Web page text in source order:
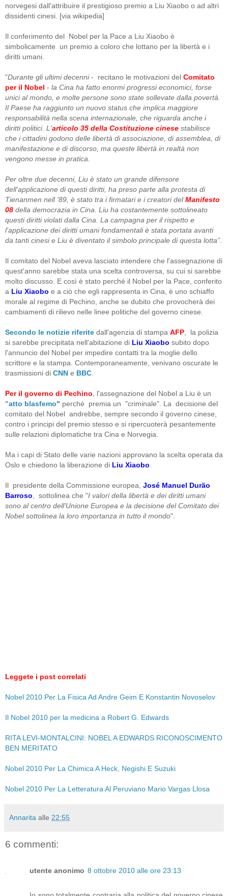
norvegesi dall'attribuire il prestigioso premio a Liu Xiaobo o ad altri
dissidenti cinesi. [via wikipedia]
Il conferimento del Nobel per la Pace a Liu Xiaobo è
simbolicamente un premio a coloro che lottano per la libertà e i
diritti umani.
"Durante gli ultimi decenni- recitano le motivazioni del Comitato
per il Nobel - la Cina ha fatto enormi progressi economici, forse
unici al mondo, e molte persone sono state sollevate dalla povertà.
Il Paese ha raggiunto un nuovo status che implica maggiore
responsabilità nella scena internazionale, che riguarda anche i
diritti politici. L'articolo 35 della Costituzione cinese stabilisce
che i cittadini godono delle libertà di associazione, di assemblea, di
manifestazione e di discorso, ma queste libertà in realtà non
vengono messe in pratica.
Per oltre due decenni, Liu è stato un grande difensore
dell'applicazione di questi diritti, ha preso parte alla protesta di
Tienanmen nell '89, è stato tra i firmatari e i creatori delManifesto
08 della democrazia in Cina. Liu ha costantemente sottolineato
questi diritti violati dalla Cina. La campagna per il rispetto e
l'applicazione dei diritti umani fondamentali è stata portata avanti
da tanti cinesi e Liu è diventato il simbolo principale di questa lotta’’.
Il comitato del Nobel aveva lasciato intendere che l'assegnazione di
quest'anno sarebbe stata una scelta controversa, su cui si sarebbe
molto discusso. E così è stato perché il Nobel per la Pace, conferito
a Liu Xiaobo e a ciò che egli rappresenta in Cina, è uno schiaffo
morale al regime di Pechino, anche se dubito che provocherà dei
cambiamenti di rilievo nelle linee politiche del governo cinese.
Secondo le notizie riferite dall'agenzia di stampa AFP , la polizia
si sarebbe precipitata nell'abitazione di Liu Xiaobo subito dopo
l'annuncio del Nobel per impedire contatti tra la moglie dello
scrittore e la stampa. Contemporaneamente, venivano oscurate le
trasmissioni di CNN e BBC
Per il governo di Pechino , l'assegnazione del Nobel a Liu è un
"atto blasfemo" perché premia un "criminale". La decisione del
comitato del Nobel andrebbe, sempre secondo il governo cinese,
contro i principi del premio stesso e si ripercuoterà pesantemente
sulle relazioni diplomatiche tra Cina e Norvegia.
Ma i capi di Stato delle varie nazioni approvano la scelta operata da
Oslo e chiedono la liberazione di Liu Xiaobo
Il presidente della Commissione europea, José Manuel Durão
Barroso , sottolinea che "I valori della libertà e dei diritti umani
sono al centro dell'Unione Europea e la decisione del Comitato dei
Nobel sottolinea la loro importanza in tutto il mondo".
Leggete i post correlati
Nobel 2010 Per La Fisica Ad Andre Geim E Konstantin Novoselov
Il Nobel 2010 per la medicina a Robert G. Edwards
RITA LEVI-MONTALCINI: NOBEL A EDWARDS RICONOSCIMENTO
BEN MERITATO
Nobel 2010 Per La Chimica A Heck, Negishi E Suzuki
Nobel 2010 Per La Letteratura Al Peruviano Mario Vargas Llosa
Annarita alle 22:55
6 commenti:
utente anonimo 8 ottobre 2010 alle ore 23:13